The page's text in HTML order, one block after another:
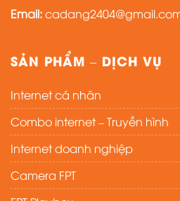
Email:
SẢN PHẨM – DỊCH VỤ
Internet cá nhân
Combo internet – Truyền hình
Internet doanh nghiệp
Camera FPT